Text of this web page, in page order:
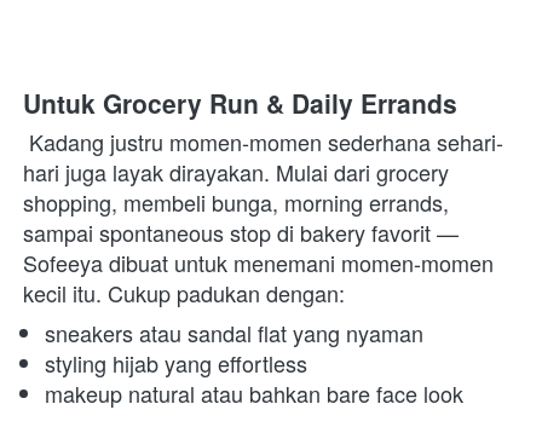
Untuk Grocery Run & Daily Errands
hari juga layak dirayakan. Mulai dari grocery
shopping, membeli bunga, morning errands,
sampai spontaneous stop di bakery favorit —
Sofeeya dibuat untuk menemani momen-momen
kecil itu. Cukup padukan dengan:
sneakers atau sandal flat yang nyaman
styling hijab yang effortless
makeup natural atau bahkan bare face look